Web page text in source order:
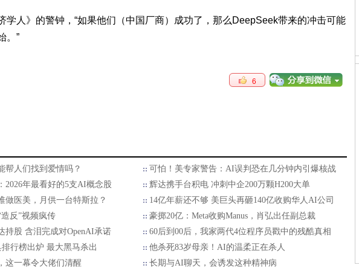
学人》的警钟，“如果他们（中国厂商）成功了，那么DeepSeek带来的冲击可能
。”
6
帮人们找到爱情吗？
可怕！美专家警告：AI误判恐在几分钟内引爆核战
2026年最看好的5支AI概念股
辉达携手台积电 冲刺中企200万颗H200大单
做医美，月供一台特斯拉？
14亿年薪还不够 美巨头再砸140亿收购华人AI公司
反”视频疯传
豪掷20亿：Meta收购Manus，肖弘出任副总裁
持股 含泪完成对OpenAI承诺
60后到00后，我家两代4位程序员戳中的残酷真相
行榜出炉 最大黑马杀出
他杀死83岁母亲！AI的温柔正在杀人
这一幕令大佬们清醒
长期与AI聊天，会诱发这种精神病